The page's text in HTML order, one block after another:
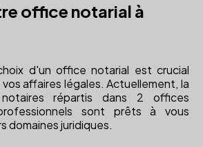
office notarial à
d'un office notarial est crucial
affaires légales. Actuellement, la
répartis dans 2 offices
sont prêts à vous
domaines juridiques.